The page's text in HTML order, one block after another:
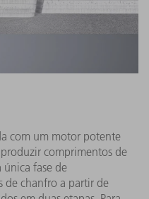
com um motor potente
comprimentos de
fase de
de chanfro a partir de